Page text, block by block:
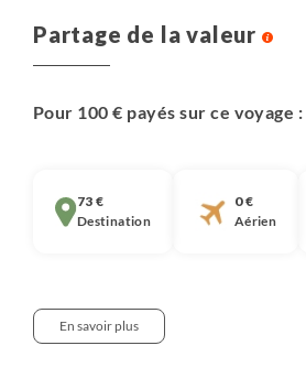
Partage de la valeur
Pour 100 € payés sur ce voyage :
73 €
Destination
0 €
Aérien
En savoir plus